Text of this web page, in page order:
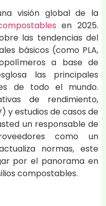
visión global de la
en 2025.
las tendencias del
básicos (como PLA,
a base de
las principales
de todo el mundo.
de rendimiento,
y estudios de casos de
un responsable de
como un
normas, este
por el panorama en
compostables.